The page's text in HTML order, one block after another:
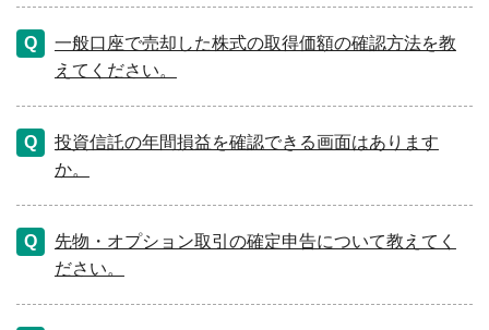
一般口座で売却した株式の取得価額の確認方法を教
えてください。
投資信託の年間損益を確認できる画面はあります
か。
先物・オプション取引の確定申告について教えてく
ださい。